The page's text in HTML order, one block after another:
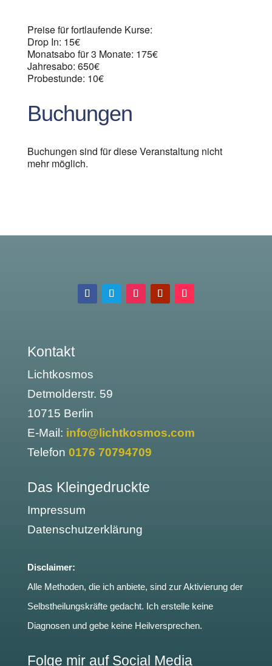
Preise für fortlaufende Kurse:
Drop In: 15€
Monatsabo für 3 Monate: 175€
Jahresabo: 650€
Probestunde: 10€
Buchungen
Buchungen sind für diese Veranstaltung nicht
mehr möglich.
Kontakt
Lichtkosmos
Detmolderstr. 59
10715 Berlin
E-Mail: info@lichtkosmos.com
Telefon 0176 70794709
Das Kleingedruckte
Impressum
Datenschutzerklärung
Disclaimer:
Alle Methoden, die ich anbiete, sind zur Aktivierung der
Selbstheilungskräfte gedacht. Ich erstelle keine
Diagnosen und gebe keine Heilversprechen.
Folge mir auf Social Media